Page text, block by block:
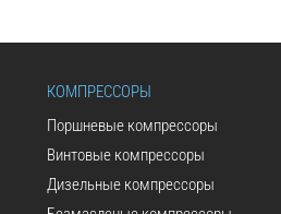
КОМПРЕССОРЫ
Поршневые компрессоры
Винтовые компрессоры
Дизельные компрессоры